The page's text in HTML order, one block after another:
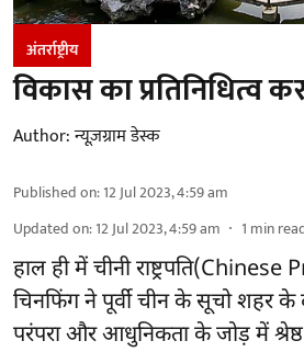
अंतर्राष्ट्रीय
विकास का प्रतिनिधित्व
Author:न्यूज़ग्राम डेस्क
Published on:12 Jul 2023, 4:59 am
Updated on:12 Jul 2023, 4:59 am 1 min
हाल ही में चीनी
चिनफिंग ने पूर्वी चीन के सूचो शहर के
परंपरा और आधुनिकता के जोड़ में श्रेष्ठ